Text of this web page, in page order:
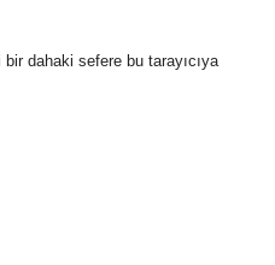
dahaki sefere bu tarayıcıya